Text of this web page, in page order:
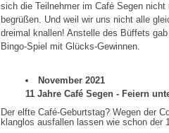
sich die Teilnehmer im Café Segen
begrüßen. Und weil wir uns nicht alle
dreimal knallen! Anstelle des Büffets
Bingo-Spiel mit Glücks-Gewinnen.
November 2021
11 Jahre Café Segen - Feiern
Der elfte Café-Geburtstag? Wegen der
klanglos ausfallen lassen wie schon der